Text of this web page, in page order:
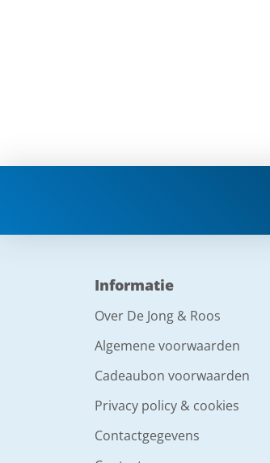
Informatie
Over De Jong & Roos
Algemene voorwaarden
Cadeaubon voorwaarden
Privacy policy & cookies
Contactgegevens